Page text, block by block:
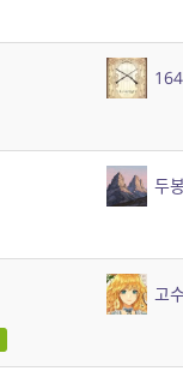
두봉
고